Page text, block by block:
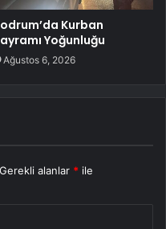
Kurban
Yoğunluğu
Ağustos 6, 2026
Gerekli alanlar * ile